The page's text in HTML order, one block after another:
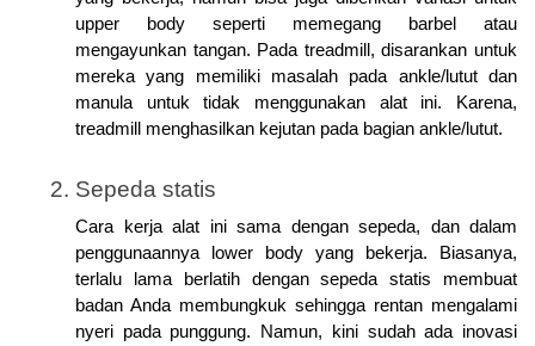
upper body seperti memegang barbel atau
mengayunkan tangan. Pada treadmill, disarankan untuk
mereka yang memiliki masalah pada ankle/lutut dan
manula untuk tidak menggunakan alat ini. Karena,
treadmill menghasilkan kejutan pada bagian ankle/lutut.
Sepeda statis
Cara kerja alat ini sama dengan sepeda, dan dalam
penggunaannya lower body yang bekerja. Biasanya,
terlalu lama berlatih dengan sepeda statis membuat
badan Anda membungkuk sehingga rentan mengalami
nyeri pada punggung. Namun, kini sudah ada inovasi